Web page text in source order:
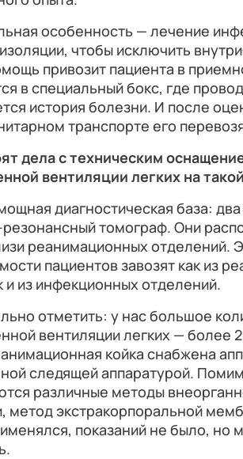
особенность — лечение
чтобы исключить
привозит пациента в
в специальный бокс, где
история болезни. И после
транспорте его
дела с техническим
вентиляции легких на
диагностическая база:
томограф. Они
реанимационных отделений.
пациентов завозят как из
и из инфекционных отделений.
отметить: у нас большое
вентиляции легких — более
койка снабжена
следящей аппаратурой.
различные методы
метод экстракорпоральной
показаний не было, но